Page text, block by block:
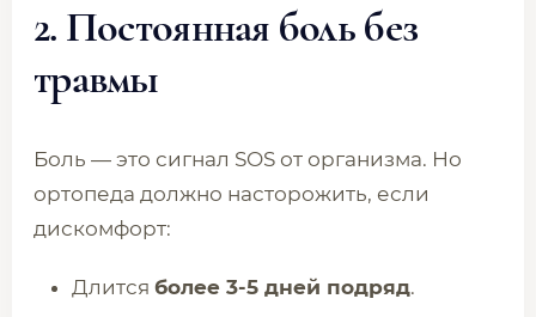
2. Постоянная боль без
травмы
Боль — это сигнал SOS от организма. Но
ортопеда должно насторожить, если
дискомфорт:
Длится более 3-5 дней подряд.